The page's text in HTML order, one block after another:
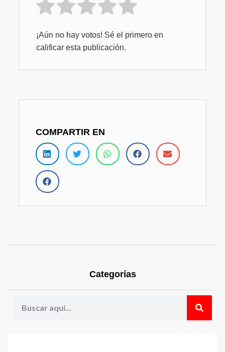
¡Aún no hay votos! Sé el primero en
calificar esta publicación.
COMPARTIR EN
Categorías